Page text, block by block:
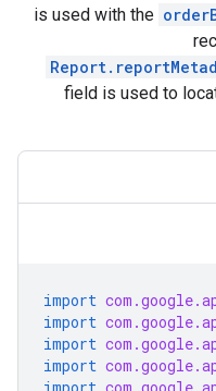
is used with the
field is used to
import
import
import
import